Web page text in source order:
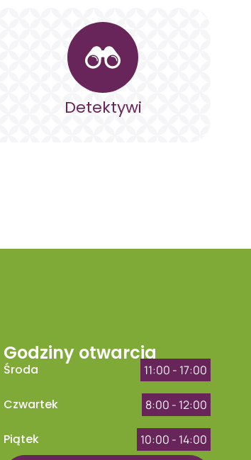
Detektywi
Godziny otwarcia
Środa 11:00 - 17:00
Czwartek 8:00 - 12:00
Piątek 10:00 - 14:00